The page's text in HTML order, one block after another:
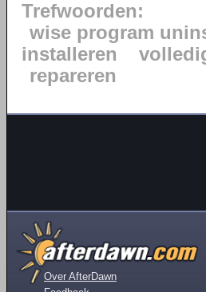
Trefwoorden:
wise program
installeren
repareren
Over AfterDawn